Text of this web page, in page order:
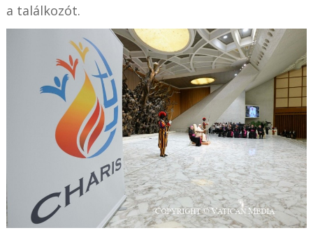
a találkozót.